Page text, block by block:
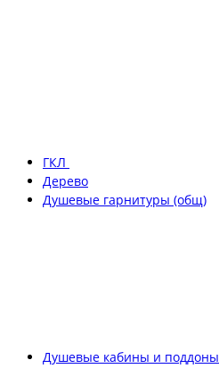
ГКЛ
Дерево
Душевые гарнитуры (общ)
Душевые кабины и поддоны